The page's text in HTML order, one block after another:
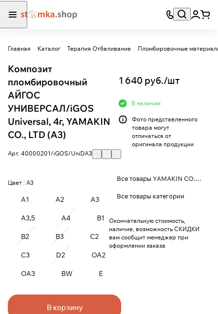
Главная Каталог Терапия Отбеливание Пломбировочные
Композит
пломбировочный
АЙГОС
УНИВЕРСАЛ/iGOS
Universal, 4г, YAMAKIN
CO., LTD (A3)
Арт. 40000201/iGOS/UniDA3
Цвет : A3
A1 A2 A3
A3,5 A4 B1
B2 B3 C2
C3 D2 OA2
OA3 BW E
В корзину
1 640 руб./шт
В наличии
Фото представленного
товара могут
отличаться от
оригинала продукции
Все товары YAMAKIN CO., LTD.
Все товары категории
Окончательную стоимость,
наличие, возможность СКИДКИ
вам сообщит менеджер при
оформлении заказа